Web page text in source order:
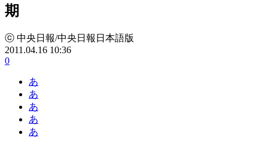
期
ⓒ 中央日報/中央日報日本語版
2011.04.16 10:36
0
あ
あ
あ
あ
あ